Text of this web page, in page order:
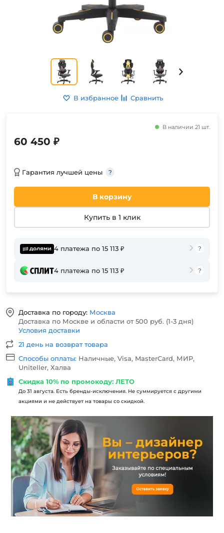
В избранное Сравнить
В наличии 21 шт.
60 450 ₽
Гарантия лучшей цены
В корзину
Купить в 1 клик
4 платежа по 15 113 ₽
4 платежа по 15 113 ₽
Доставка по городу: Москва
Доставка по Москве и области от 500 руб. (1-3 дня)
Условия доставки
21 день на возврат товара
Способы оплаты: Наличные, Visa, MasterCard, МИР,
Uniteller, Халва
Скидка 10% по промокоду: ЛЕТО
До 31 августа. Есть бренды-исключения. Не суммируется с другими
акциями и не действует на товары со скидкой.